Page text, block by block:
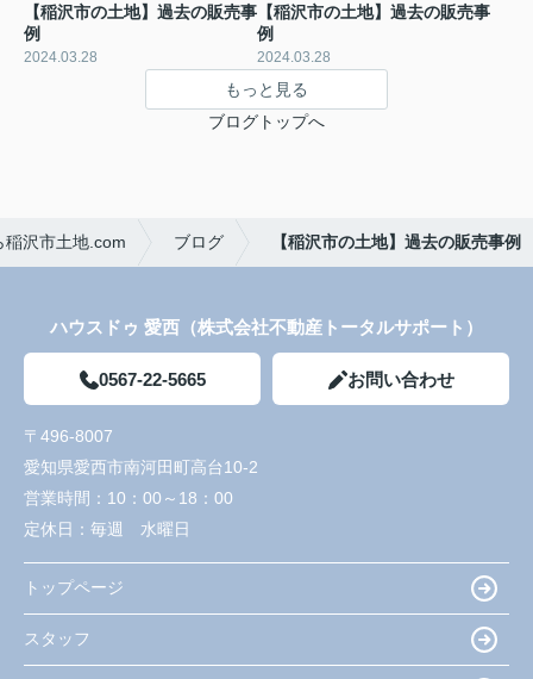
【稲沢市の土地】過去の販売事
例
2024.03.28
【稲沢市の土地】過去の販売事
例
2024.03.28
もっと見る
ブログトップへ
沢市土地.com ブログ 【稲沢市の土地】過去の販売事例
ハウスドゥ 愛西（株式会社不動産トータルサポート）
0567-22-5665 お問い合わせ
〒496-8007
愛知県愛西市南河田町高台10-2
営業時間： 10：00～18：00
定休日： 毎週 水曜日
トップページ
スタッフ